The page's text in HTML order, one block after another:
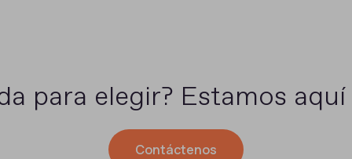
para elegir? Estamos
Contáctenos